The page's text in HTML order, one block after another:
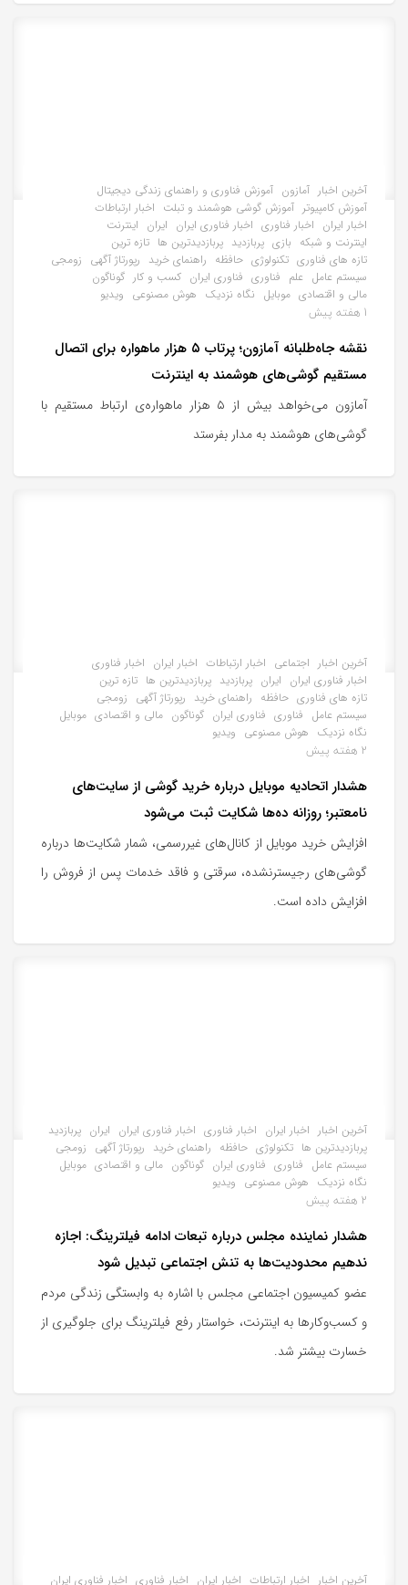
آخرین اخبار آمازون آموزش فناوری و راهنمای زندگی دیجیتال
آموزش کامپیوتر آموزش گوشی هوشمند و تبلت اخبار ارتباطات
اخبار ایران اخبار فناوری اخبار فناوری ایران ایران اینترنت
اینترنت و شبکه بازی پربازدید پربازدیدترین ها تازه ترین
تازه های فناوری تکنولوژی حافظه راهنمای خرید رپورتاژ آگهی زومجی
سیستم عامل علم فناوری فناوری ایران کسب و کار گوناگون
مالی و اقتصادی موبایل نگاه نزدیک هوش مصنوعی ویدیو
1 هفته پیش
نقشه جاه‌طلبانه آمازون؛ پرتاب ۵ هزار ماهواره برای اتصال
مستقیم گوشی‌های هوشمند به اینترنت
آمازون می‌خواهد بیش از ۵ هزار ماهواره‌ی ارتباط مستقیم با
گوشی‌های هوشمند به مدار بفرستد
آخرین اخبار اجتماعی اخبار ارتباطات اخبار ایران اخبار فناوری
اخبار فناوری ایران ایران پربازدید پربازدیدترین ها تازه ترین
تازه های فناوری حافظه راهنمای خرید رپورتاژ آگهی زومجی
سیستم عامل فناوری فناوری ایران گوناگون مالی و اقتصادی موبایل
نگاه نزدیک هوش مصنوعی ویدیو
2 هفته پیش
هشدار اتحادیه موبایل درباره خرید گوشی از سایت‌های
نامعتبر؛ روزانه ده‌ها شکایت ثبت می‌شود
افزایش خرید موبایل از کانال‌های غیررسمی، شمار شکایت‌ها درباره
گوشی‌های رجیسترنشده، سرقتی و فاقد خدمات پس از فروش را
افزایش داده است.
آخرین اخبار اخبار ایران اخبار فناوری اخبار فناوری ایران ایران پربازدید
پربازدیدترین ها تکنولوژی حافظه راهنمای خرید رپورتاژ آگهی زومجی
سیستم عامل فناوری فناوری ایران گوناگون مالی و اقتصادی موبایل
نگاه نزدیک هوش مصنوعی ویدیو
2 هفته پیش
هشدار نماینده مجلس درباره تبعات ادامه فیلترینگ: اجازه
ندهیم محدودیت‌ها به تنش اجتماعی تبدیل شود
عضو کمیسیون اجتماعی مجلس با اشاره به وابستگی زندگی مردم
و کسب‌وکارها به اینترنت، خواستار رفع فیلترینگ برای جلوگیری از
خسارت بیشتر شد.
آخرین اخبار اخبار ارتباطات اخبار ایران اخبار فناوری اخبار فناوری ایران